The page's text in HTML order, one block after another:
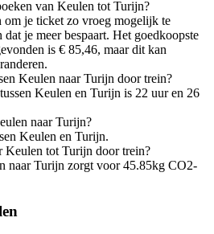
van Keulen tot Turijn?
om je ticket zo vroeg mogelijk te
je meer bespaart. Het goedkoopste
is € 85,46, maar dit kan
Keulen naar Turijn door trein?
Keulen en Turijn is 22 uur en 26
naar Turijn?
Keulen en Turijn.
Keulen tot Turijn door trein?
naar Turijn zorgt voor 45.85kg CO2-